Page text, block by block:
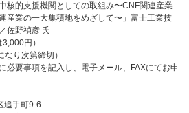
的⽀援機関としての取組み〜CNF関連産業
産業の⼀⼤集積地をめざして〜」富士工業技
佐野禎彦 ⽒
円）
り次第締切）
要事項を記入し、電子メール、FAXにてお申
手町9-6